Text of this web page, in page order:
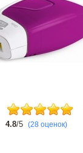
4.8/5 (28 оценок)